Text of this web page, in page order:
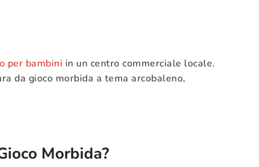
per bambini in un centro commerciale locale.
da gioco morbida a tema arcobaleno,
Morbida?